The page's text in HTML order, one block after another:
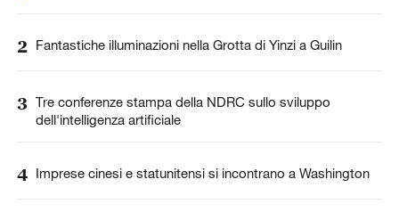
2 Fantastiche illuminazioni nella Grotta di Yinzi a Guilin
3 Tre conferenze stampa della NDRC sullo sviluppo
dell'intelligenza artificiale
4 Imprese cinesi e statunitensi si incontrano a Washington